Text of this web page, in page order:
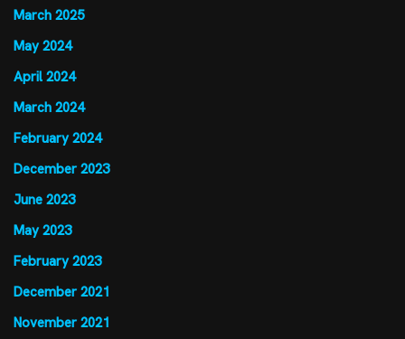
March 2025
May 2024
April 2024
March 2024
February 2024
December 2023
June 2023
May 2023
February 2023
December 2021
November 2021